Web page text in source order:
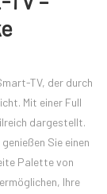
TV, der durch
Mit einer Full
dargestellt.
Sie einen
Palette von
Ihre